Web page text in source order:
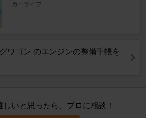
カーライフ
ワゴン のエンジンの整備手帳を
しいと思ったら、プロに相談！